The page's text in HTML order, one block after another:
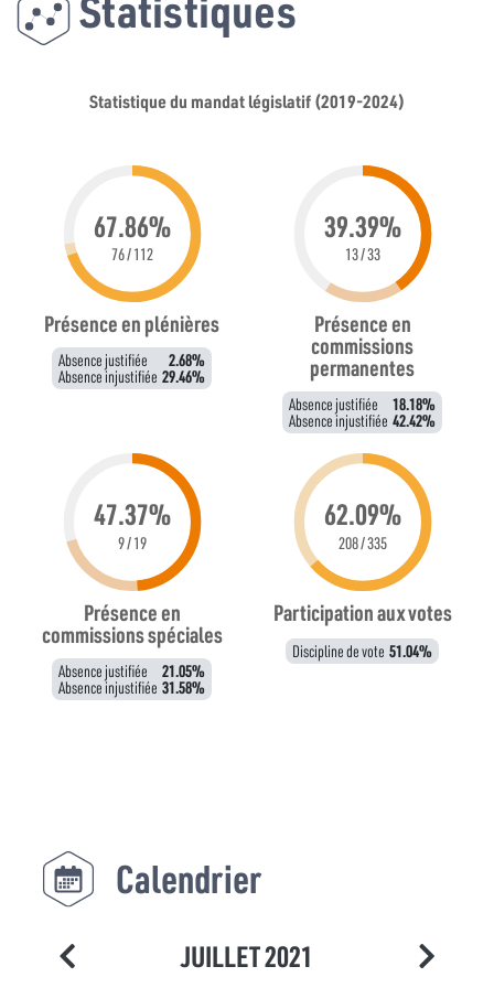
Statistique du mandat législatif (2019-2024)
67.86%
76 / 112
Présence en plénières
Absence justifiée 2.68%
Absence injustifiée 29.46%
39.39%
13 / 33
Présence en
commissions
permanentes
Absence justifiée 18.18%
Absence injustifiée 42.42%
47.37%
9 / 19
Présence en
commissions spéciales
Absence justifiée 21.05%
Absence injustifiée 31.58%
62.09%
208 / 335
Participation aux votes
Discipline de vote 51.04%
Calendrier
JUILLET 2021